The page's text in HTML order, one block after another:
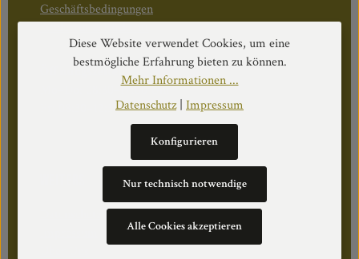
Geschäftsbedingungen
Öffnungszeiten:
Mo–Do: 08:30–17:00 Uhr
Fr: 08:30–12:30 Uhr
Diese Website verwendet Cookies, um eine
bestmögliche Erfahrung bieten zu können.
Mehr Informationen ...
Datenschutz| Impressum
Nur technisch notwendige
Konfigurieren
Alle Cookies akzeptieren